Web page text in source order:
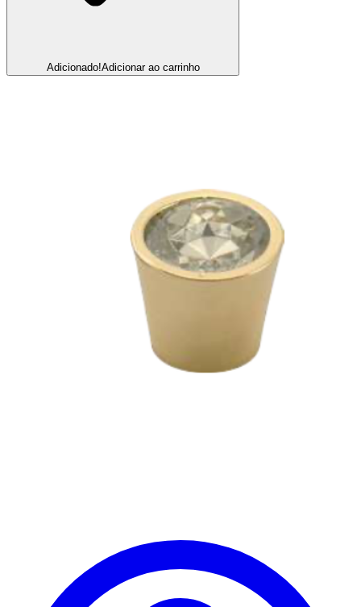
Adicionado!Adicionar ao carrinho